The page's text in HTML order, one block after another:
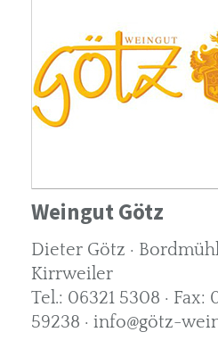
Weingut Götz
Dieter Götz ·
Kirrweiler
Tel.: 06321 5308 · Fax:
59238 · info@götz-